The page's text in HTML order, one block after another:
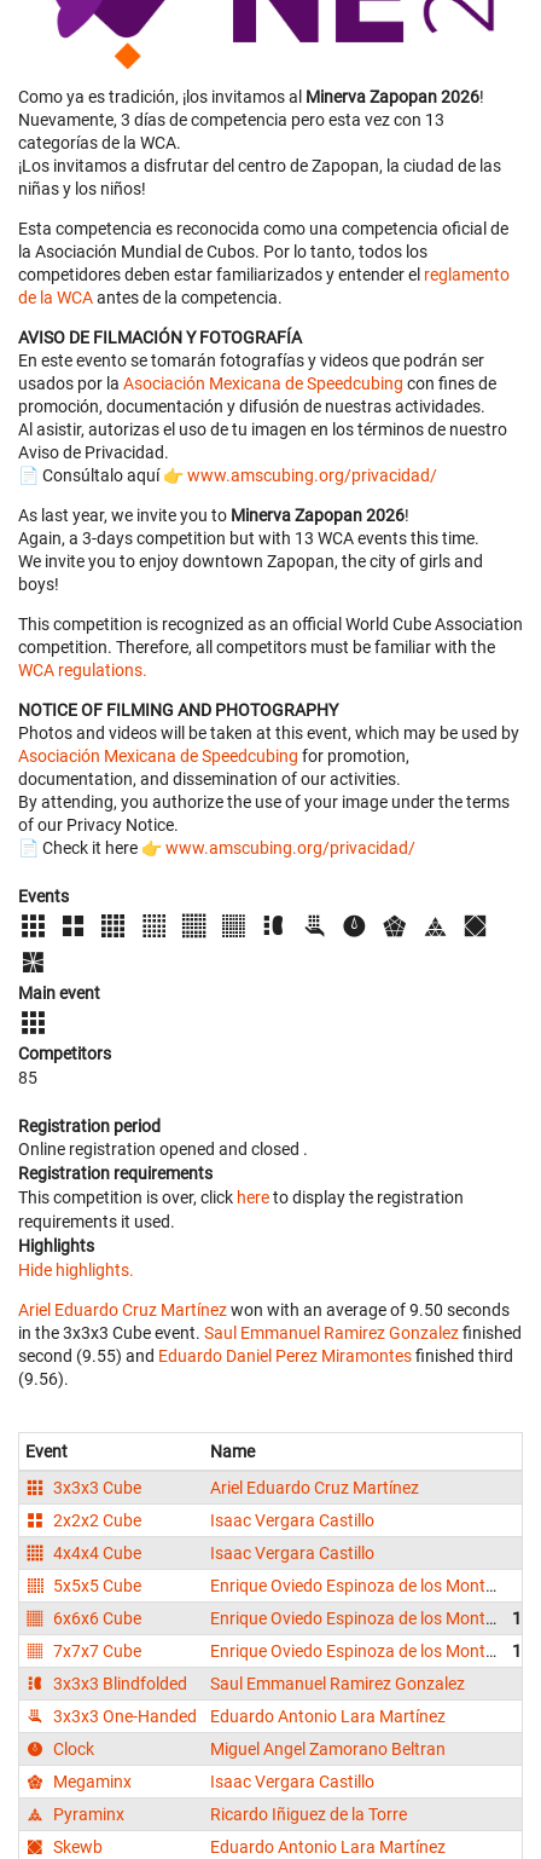
Como ya es tradición, ¡los invitamos al Minerva Zapopan 2026!
Nuevamente, 3 días de competencia pero esta vez con 13
categorías de la WCA.
¡Los invitamos a disfrutar del centro de Zapopan, la ciudad de las
niñas y los niños!
Esta competencia es reconocida como una competencia oficial de
la Asociación Mundial de Cubos. Por lo tanto, todos los
competidores deben estar familiarizados y entender el reglamento
de la WCAantes de la competencia.
AVISO DE FILMACIÓN Y FOTOGRAFÍA
En este evento se tomarán fotografías y videos que podrán ser
usados por la Asociación Mexicana de Speedcubing con fines de
promoción, documentación y difusión de nuestras actividades.
Al asistir, autorizas el uso de tu imagen en los términos de nuestro
Aviso de Privacidad.
📄 Consúltalo aquí 👉www.amscubing.org/privacidad/
As last year, we invite you to Minerva Zapopan 2026!
Again, a 3-days competition but with 13 WCA events this time.
We invite you to enjoy downtown Zapopan, the city of girls and
boys!
This competition is recognized as an official World Cube Association
competition. Therefore, all competitors must be familiar with the
WCA regulations.
NOTICE OF FILMING AND PHOTOGRAPHY
Photos and videos will be taken at this event, which may be used by
Asociación Mexicana de Speedcubing for promotion,
documentation, and dissemination of our activities.
By attending, you authorize the use of your image under the terms
of our Privacy Notice.
📄 Check it here 👉www.amscubing.org/privacidad/
Events
Main event
Competitors
85
Registration period
Online registration opened and closed .
Registration requirements
This competition is over, click hereto display the registration
requirements it used.
Highlights
Hide highlights.
Ariel Eduardo Cruz Martínezwon with an average of 9.50 seconds
in the 3x3x3 Cube event. Saul Emmanuel Ramirez Gonzalezfinished
second (9.55) and Eduardo Daniel Perez Miramontesfinished third
(9.56).
Event Name
3x3x3 Cube
Ariel Eduardo Cruz Martínez
2x2x2 Cube
Isaac Vergara Castillo
4x4x4 Cube
Isaac Vergara Castillo
5x5x5 Cube
Enrique Oviedo Espinoza de los Monteros
6x6x6 Cube
Enrique Oviedo Espinoza de los Monteros
7x7x7 Cube
Enrique Oviedo Espinoza de los Monteros
3x3x3 Blindfolded
Saul Emmanuel Ramirez Gonzalez
3x3x3 One-Handed
Eduardo Antonio Lara Martínez
Clock
Miguel Angel Zamorano Beltran
Megaminx
Isaac Vergara Castillo
Pyraminx
Ricardo Iñiguez de la Torre
Skewb
Eduardo Antonio Lara Martínez